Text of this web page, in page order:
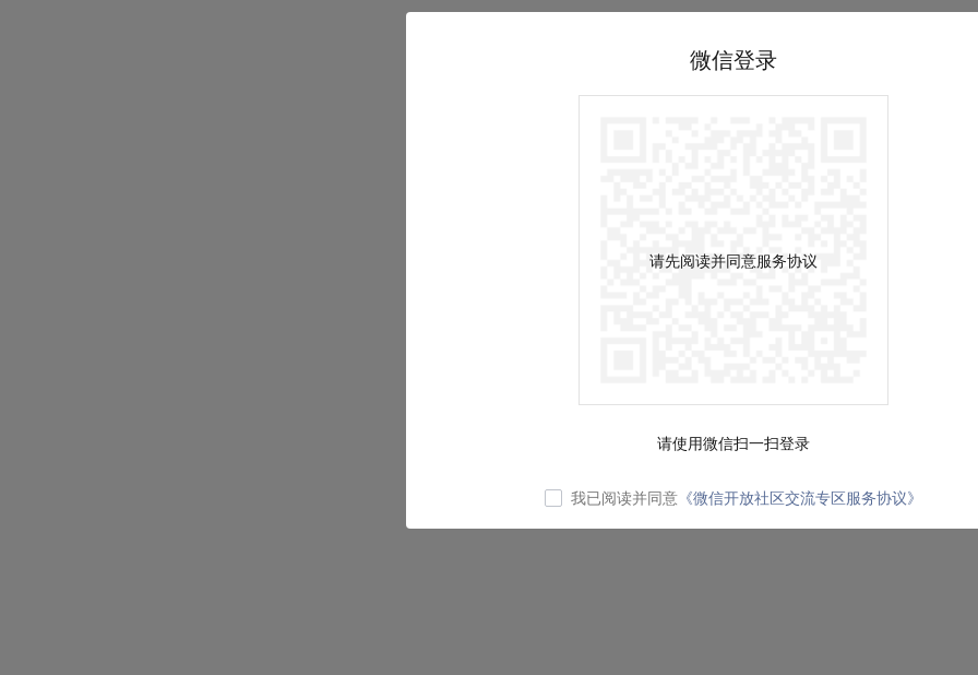
微信登录
请先阅读并同意服务协议
请使用微信扫一扫登录
我已阅读并同意 《微信开放社区交流专区服务协议》